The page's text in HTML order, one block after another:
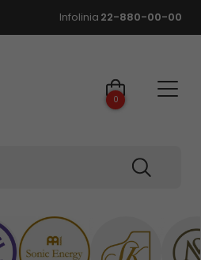
Infolinia 22-880-00-00
0